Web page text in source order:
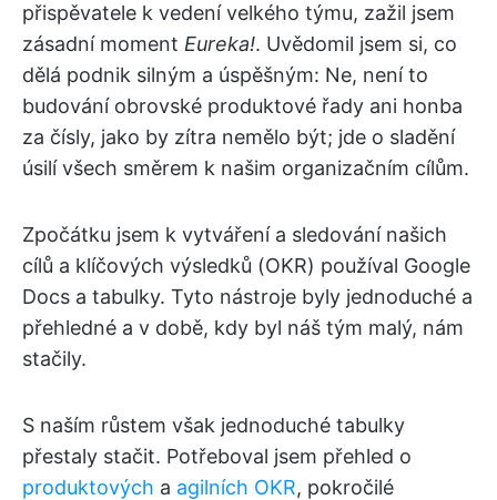
přispěvatele k vedení velkého týmu, zažil jsem
zásadní moment Eureka!. Uvědomil jsem si, co
dělá podnik silným a úspěšným: Ne, není to
budování obrovské produktové řady ani honba
za čísly, jako by zítra nemělo být; jde o sladění
úsilí všech směrem k našim organizačním cílům.
Zpočátku jsem k vytváření a sledování našich
cílů a klíčových výsledků (OKR) používal Google
Docs a tabulky. Tyto nástroje byly jednoduché a
přehledné a v době, kdy byl náš tým malý, nám
stačily.
S naším růstem však jednoduché tabulky
přestaly stačit. Potřeboval jsem přehled o
produktových a agilních OKR, pokročilé